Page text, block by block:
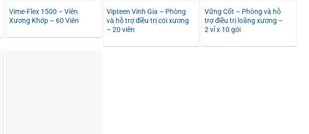
Vime-Flex 1500 – Viên
Xương Khớp – 60 Viên
Vipteen Vinh Gia – Phòng
và hỗ trợ điều trị còi xương
– 20 viên
Vững Cốt – Phòng và hỗ
trợ điều trị loãng xương –
2 vỉ x 10 gói